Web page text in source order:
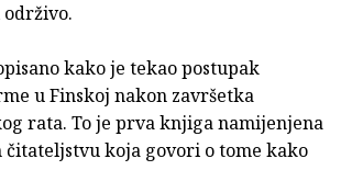
kako je tekao postupak
u Finskoj nakon završetka
rata. To je prva knjiga namijenjena
koja govori o tome kako